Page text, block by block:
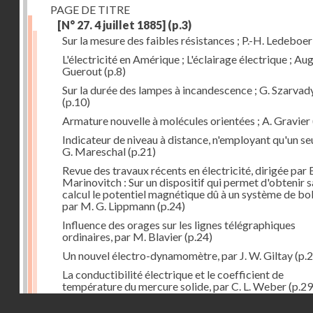
PAGE DE TITRE
[N° 27. 4 juillet 1885] (p.3)
Sur la mesure des faibles résistances ; P.-H. Ledeboer
L'électricité en Amérique ; L'éclairage électrique ;
Guerout(p.8)
Sur la durée des lampes à incandescence ; G.
(p.10)
Armature nouvelle à molécules orientées ; A. Gravier
Indicateur de niveau à distance, n'employant qu'un
G. Mareschal(p.21)
Revue des travaux récents en électricité, dirigée par
Marinovitch : Sur un dispositif qui permet d'obtenir
calcul le potentiel magnétique dû à un système de
par M. G. Lippmann(p.24)
Influence des orages sur les lignes télégraphiques
ordinaires, par M. Blavier(p.24)
Un nouvel électro-dynamomètre, par J. W. Giltay
La conductibilité électrique et le coefficient de
température du mercure solide, par C. L. Weber